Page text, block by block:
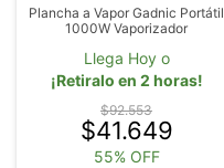
Plancha a Vapor Gadnic Portátil
1000W Vaporizador
Llega Hoy o
¡Retiralo en 2 horas!
$92.553
$41.649
55% OFF